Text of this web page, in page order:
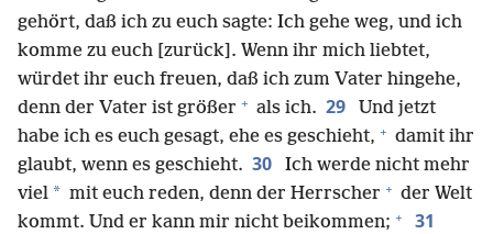
gehört, daß ich zu euch sagte: Ich gehe weg, und ich
komme zu euch [zurück]. Wenn ihr mich liebtet,
würdet ihr euch freuen, daß ich zum Vater hingehe,
denn der Vater ist größer + als ich. 29
Und jetzt
habe ich es euch gesagt, ehe es geschieht, + damit ihr
glaubt, wenn es geschieht. 30
Ich werde nicht mehr
viel * mit euch reden, denn der Herrscher + der Welt
kommt. Und er kann mir nicht beikommen; + 31